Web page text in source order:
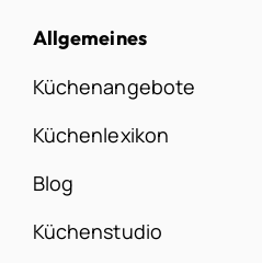
Allgemeines
Küchenangebote
Küchenlexikon
Blog
Küchenstudio